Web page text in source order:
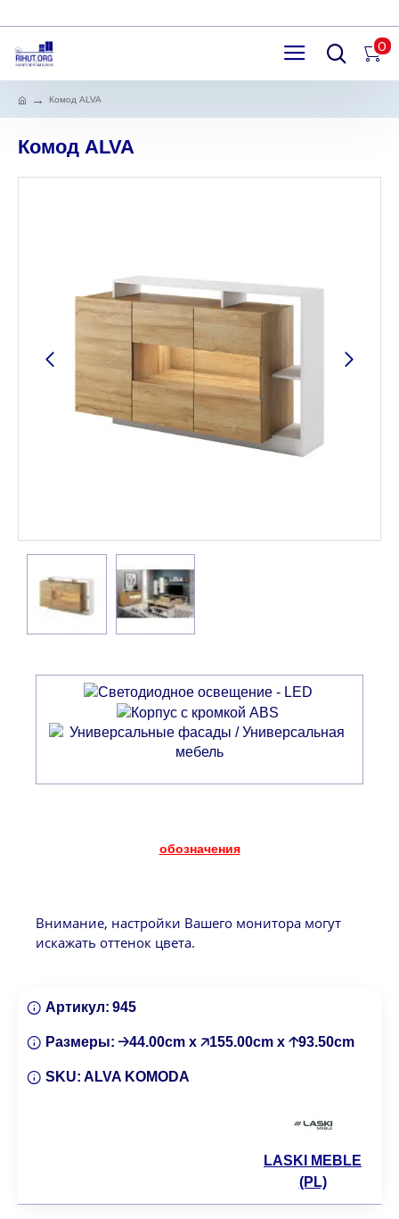
0
Комод ALVA
Комод ALVA
обозначения
Внимание, настройки Вашего монитора могут
искажать оттенок цвета.
Артикул: 945
Размеры: 🡢44.00cm x 🡥155.00cm x 🡡93.50cm
SKU: ALVA KOMODA
LASKI MEBLE
(PL)